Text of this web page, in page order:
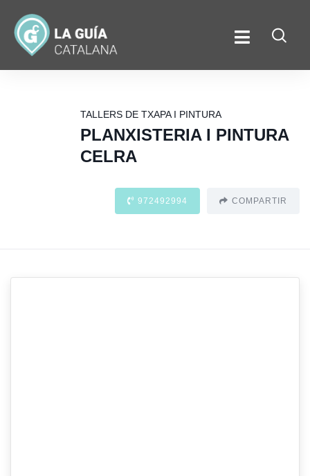
TALLERS DE TXAPA I PINTURA
PLANXISTERIA I PINTURA
CELRA
972492994 COMPARTIR